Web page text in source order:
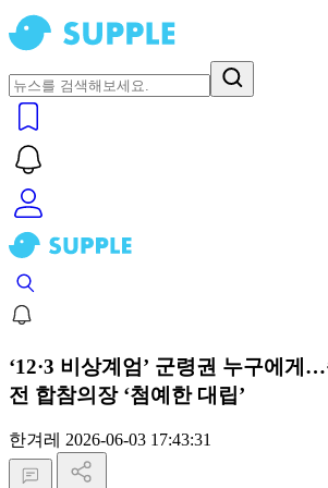
‘12·3 비상계엄’ 군령권 누구에게
전 합참의장 ‘첨예한 대립’
한겨레 2026-06-03 17:43:31